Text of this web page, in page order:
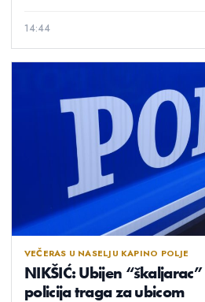
14:44
VEČERAS U NASELJU KAPINO POLJE
NIKŠIĆ: Ubijen
policija traga za ubicom